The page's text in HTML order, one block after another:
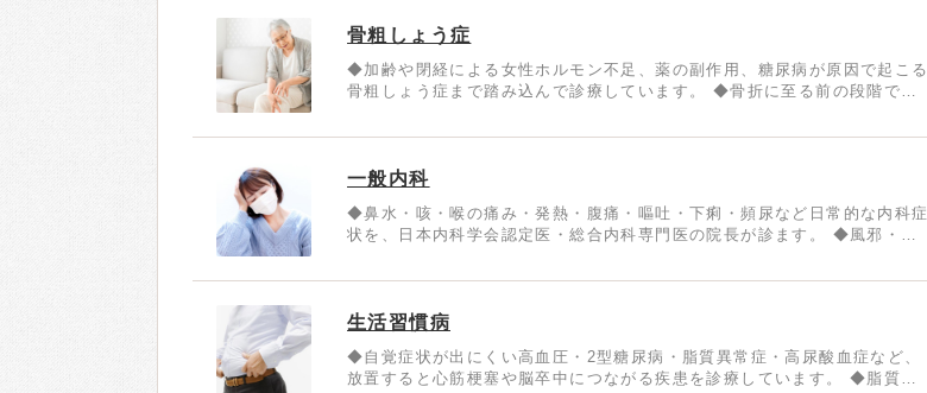
骨粗しょう症
◆加齢や閉経による女性ホルモン不足、薬の副作用、糖尿病が原因で起こる
骨粗しょう症まで踏み込んで診療しています。 ◆骨折に至る前の段階で…
一般内科
◆鼻水・咳・喉の痛み・発熱・腹痛・嘔吐・下痢・頻尿など日常的な内科症
状を、日本内科学会認定医・総合内科専門医の院長が診ます。 ◆風邪・…
生活習慣病
◆自覚症状が出にくい高血圧・2型糖尿病・脂質異常症・高尿酸血症など、
放置すると心筋梗塞や脳卒中につながる疾患を診療しています。 ◆脂質…